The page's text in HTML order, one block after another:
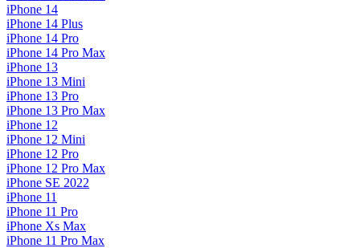
iPhone 14
iPhone 14 Plus
iPhone 14 Pro
iPhone 14 Pro Max
iPhone 13
iPhone 13 Mini
iPhone 13 Pro
iPhone 13 Pro Max
iPhone 12
iPhone 12 Mini
iPhone 12 Pro
iPhone 12 Pro Max
iPhone SE 2022
iPhone 11
iPhone 11 Pro
iPhone Xs Max
iPhone 11 Pro Max